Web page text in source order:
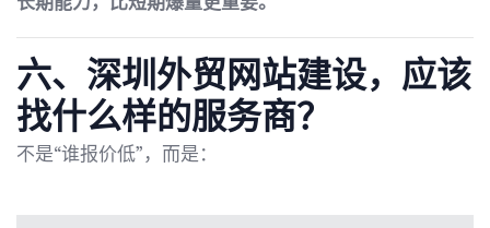
六、深圳外贸网站建设，应该
找什么样的服务商？
不是“谁报价低”，而是：